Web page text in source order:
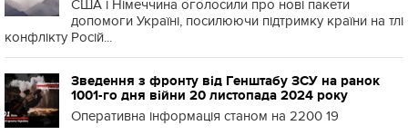
США і Німеччина оголосили про нові пакети
допомоги Україні, посилюючи підтримку країни на тлі
конфлікту Росій...
Зведення з фронту від Генштабу ЗСУ на ранок
1001-го дня війни 20 листопада 2024 року
Оперативна інформація станом на 2200 19